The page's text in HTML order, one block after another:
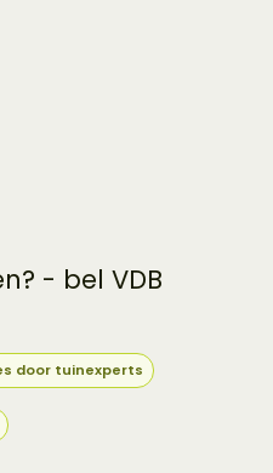
- bel VDB
door tuinexperts